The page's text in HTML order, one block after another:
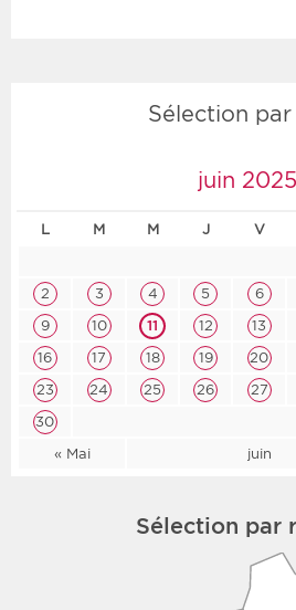
Sélection
juin 2025
L M M J V
« Mai juin
2
3 4 5 6
9
10 11 12 13
16
17 18 19 20
23
24 25 26 27
30
Sélection par